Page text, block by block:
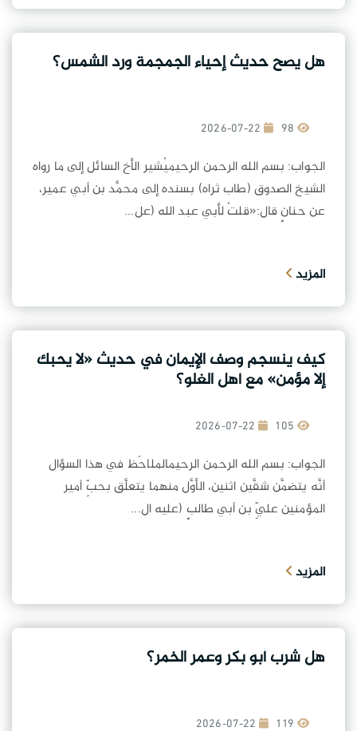
هل يصح حديث إحياء الجمجمة ورد الشمس؟
2026-07-22
الجواب: بسم الله الرحمن الرحيميُشير الأخ السائل إلى ما رواه
الشيخ الصدوق (طاب ثراه) بسنده إلى محمَّد بن أبي عمير،
عن حنانٍ قال:«قلتُ لأبي عبد الله (عل...
المزيد
كيف ينسجم وصف الإيمان في حديث «لا يحبك
إلا مؤمن» مع أهل الغلو؟
2026-07-22
الجواب: بسم الله الرحمن الرحيمالملاحَظ في هذا السؤال
أنَّه يتضمَّن شقَّين اثنين، الأوَّل منهما يتعلَّق بحبِّ أمير
المؤمنين عليِّ بن أبي طالبٍ (عليه ال...
المزيد
هل شرب أبو بكر وعمر الخمر؟
2026-07-22